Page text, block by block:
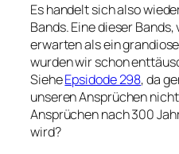
Es handelt sich also
Bands. Eine dieser
erwarten als ein
wurden wir schon
SieheEpsidode 298, da
unseren Ansprüchen
Ansprüchen nach 300
wird?